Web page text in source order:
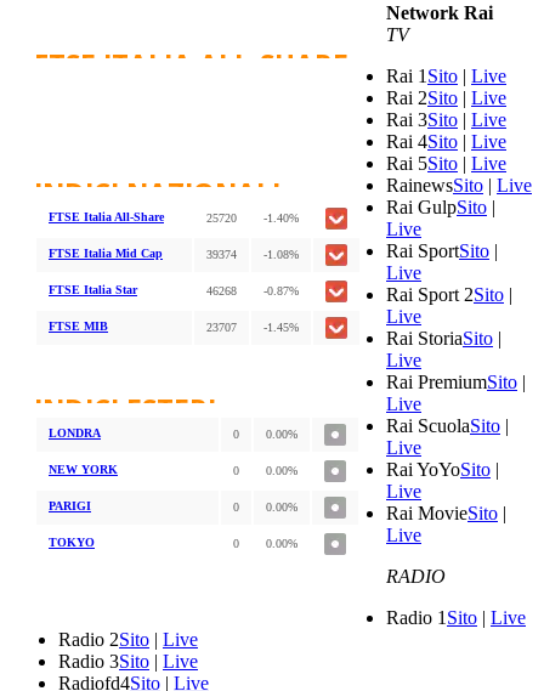
FTSE ITALIA ALL-SHARE
INDICI NAZIONALI
FTSE Italia All-Share 25720 -1.40%
FTSE Italia Mid Cap 39374 -1.08%
FTSE Italia Star 46268 -0.87%
FTSE MIB 23707 -1.45%
INDICI ESTERI
LONDRA 0 0.00%
NEW YORK 0 0.00%
PARIGI 0 0.00%
TOKYO 0 0.00%
Network Rai
TV
Rai 1 Sito | Live
Rai 2Sito | Live
Rai 3Sito | Live
Rai 4Sito | Live
Rai 5Sito | Live
RainewsSito | Live
Rai GulpSito |
Live
Rai SportSito |
Live
Rai Sport 2Sito |
Live
Rai StoriaSito |
Live
Rai PremiumSito |
Live
Rai ScuolaSito |
Live
Rai YoYoSito |
Live
Rai MovieSito |
Live
RADIO
Radio 1 Sito | Live
Radio 2Sito | Live
Radio 3Sito | Live
Radiofd4Sito | Live